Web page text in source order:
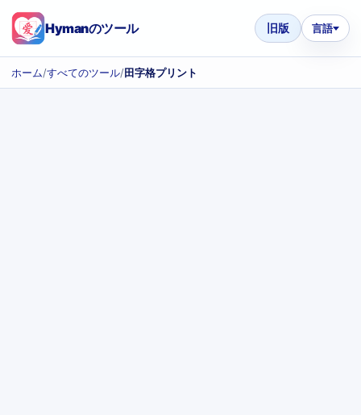
Hymanのツール 旧版 言語
ホーム/すべてのツール/田字格プリント